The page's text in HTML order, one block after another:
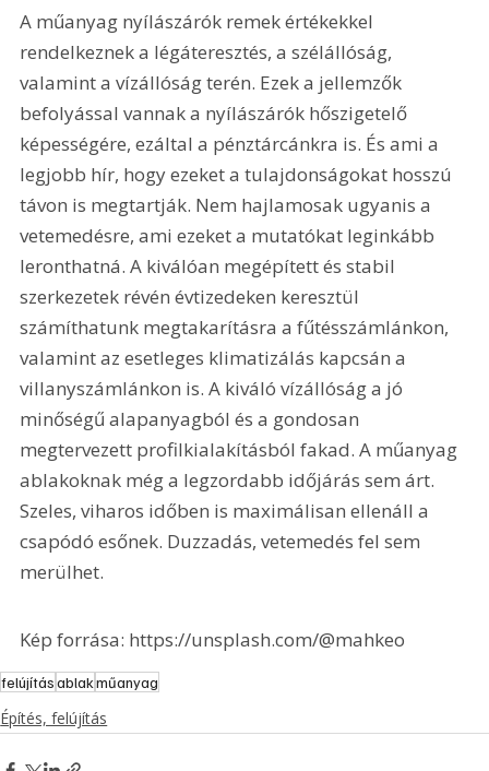
A műanyag nyílászárók remek értékekkel
rendelkeznek a légáteresztés, a szélállóság,
valamint a vízállóság terén. Ezek a jellemzők
befolyással vannak a nyílászárók hőszigetelő
képességére, ezáltal a pénztárcánkra is. És ami a
legjobb hír, hogy ezeket a tulajdonságokat hosszú
távon is megtartják. Nem hajlamosak ugyanis a
vetemedésre, ami ezeket a mutatókat leginkább
leronthatná. A kiválóan megépített és stabil
szerkezetek révén évtizedeken keresztül
számíthatunk megtakarításra a fűtésszámlánkon,
valamint az esetleges klimatizálás kapcsán a
villanyszámlánkon is. A kiváló vízállóság a jó
minőségű alapanyagból és a gondosan
megtervezett profilkialakításból fakad. A műanyag
ablakoknak még a legzordabb időjárás sem árt.
Szeles, viharos időben is maximálisan ellenáll a
csapódó esőnek. Duzzadás, vetemedés fel sem
merülhet.
Kép forrása: https://unsplash.com/@mahkeo
felújításablakműanyag
Építés, felújítás